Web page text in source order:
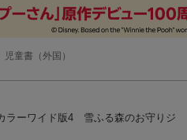
児童書（外国）
ラーワイド版4 雪ふる森のお守りジ